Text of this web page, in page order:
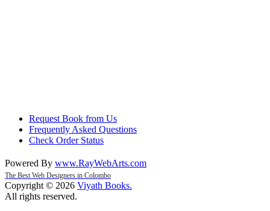
Request Book from Us
Frequently Asked Questions
Check Order Status
Powered By www.RayWebArts.com
The Best Web Designers in Colombo
Copyright © 2026 Viyath Books.
All rights reserved.